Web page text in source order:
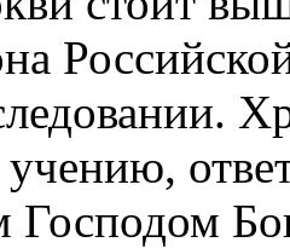
Господом